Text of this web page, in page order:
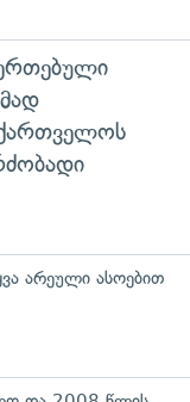
არეული ასოებით